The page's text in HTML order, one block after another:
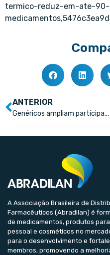
termico-reduz-em-ate-
ANTERIOR
Genéricos ampliam participação na distribuição farmacêutica e consolidam papel estratégico para o acesso à saúde no Brasil
A Associação Brasileira de
Farmacêuticos (Abradilan) é
de medicamentos, produtos
pessoal e cosméticos no
para o desenvolvimento e
membros, promovendo a